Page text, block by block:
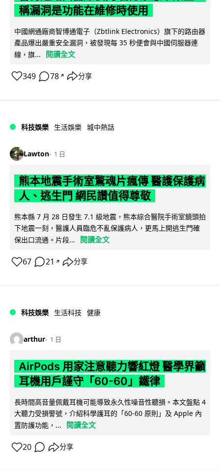
稱漏洞是功能在維修時使用
中國網通廠商智博通電子（Zbtlink Electronics）旗下的路由器
產品爆出嚴重安全漏洞，被發現每 35 秒便會與中國伺服器連
線，旗...
閱讀全文
349 78 ↗ 分享
科技娛樂 生活娛樂 城中熱話
Lawton 1 日
熊本地震手術室驚魂片瘋傳 醫護保護病
人、逃生門 網民讚值得尊敬
熊本縣 7 月 28 日發生 7.1 級地震，熊本綜合醫院手術室鏡頭拍
下地震一刻，醫護人員臨危不亂保護病人，更馬上開逃生門確
保出口流通。片段...
閱讀全文
67 21 ↗ 分享
科技娛樂 生活科技 健康
arthur 1 日
AirPods 用家注意聽力響紅燈 醫學界籲
耳機用戶謹守「60-60」鐵律
長時間高音量佩戴耳機可能導致永久性噪音性聽損。本文盤點 4
大聽力受損警號，介紹科學護耳的「60-60 原則」及 Apple 內
置防護功能，...
閱讀全文
20 分享